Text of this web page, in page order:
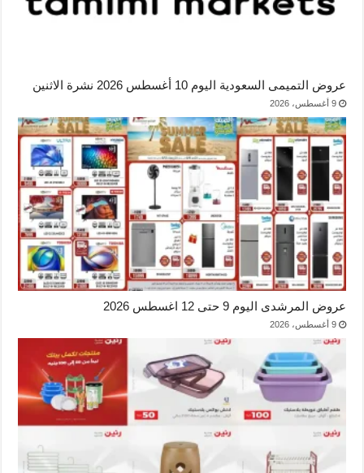
عروض التميمى السعودية اليوم 10 أغسطس 2026 نشرة الاثنين
9 أغسطس، 2026
عروض المرشدى اليوم 9 حتى 12 اغسطس 2026
9 أغسطس، 2026